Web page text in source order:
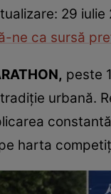
29 iulie
ne ca sursă
peste
urbană.
harta